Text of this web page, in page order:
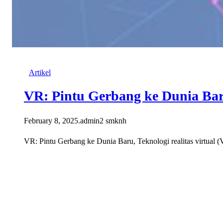
Artikel
VR: Pintu Gerbang ke Dunia
February 8, 2025.admin2 smknh
VR: Pintu Gerbang ke Dunia Baru, Teknologi realitas virtual